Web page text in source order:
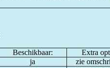
Beschikbaar: Extra
ja zie